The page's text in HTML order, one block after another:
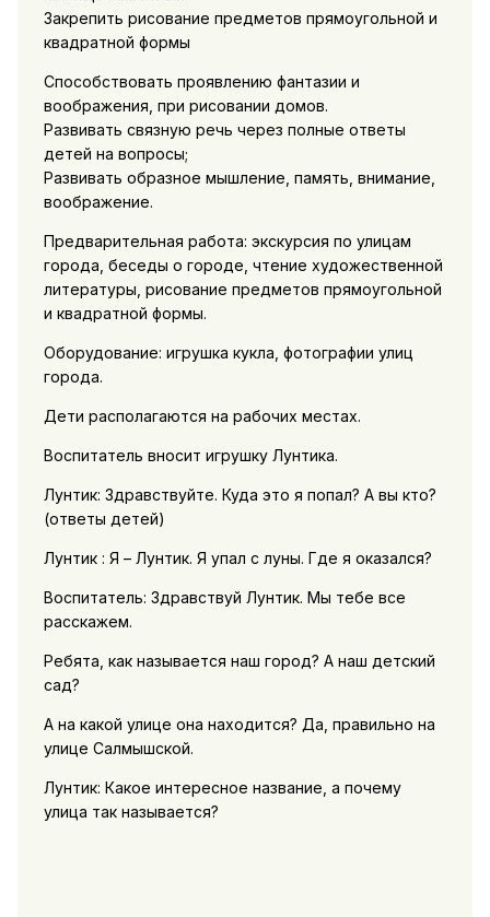
Закрепить рисование предметов прямоугольной и
квадратной формы
Способствовать проявлению фантазии и
воображения, при рисовании домов.
Развивать связную речь через полные ответы
детей на вопросы;
Развивать образное мышление, память, внимание,
воображение.
Предварительная работа: экскурсия по улицам
города, беседы о городе, чтение художественной
литературы, рисование предметов прямоугольной
и квадратной формы.
Оборудование: игрушка кукла, фотографии улиц
города.
Дети располагаются на рабочих местах.
Воспитатель вносит игрушку Лунтика.
Лунтик: Здравствуйте. Куда это я попал? А вы кто?
(ответы детей)
Лунтик : Я – Лунтик. Я упал с луны. Где я оказался?
Воспитатель: Здравствуй Лунтик. Мы тебе все
расскажем.
Ребята, как называется наш город? А наш детский
сад?
А на какой улице она находится? Да, правильно на
улице Салмышской.
Лунтик: Какое интересное название, а почему
улица так называется?